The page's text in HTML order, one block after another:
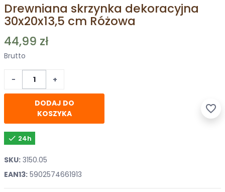
Drewniana skrzynka dekoracyjna
30x20x13,5 cm Różowa
44,99 zł
Brutto
− +
DODAJ DO
KOSZYKA
favorite_border
 24h
SKU: 3150.05
EAN13: 5902574661913